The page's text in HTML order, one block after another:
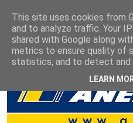
This site uses cookies from
and to analyze traffic. Your
shared with Google along
metrics to ensure quality of
statistics, and to detect and
LEARN